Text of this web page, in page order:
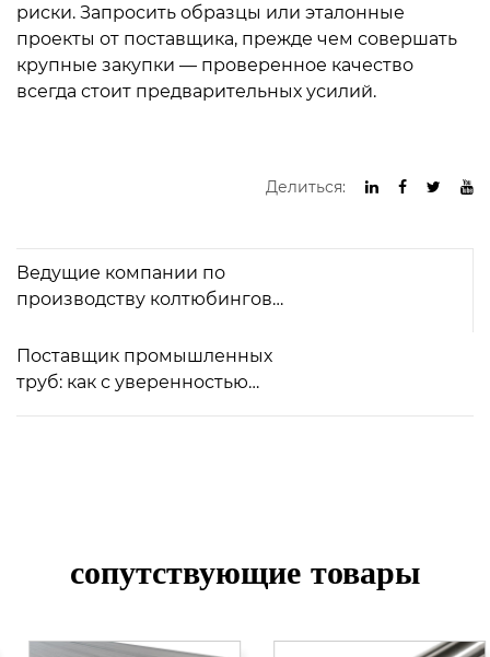
риски. Запросить образцы или эталонные
проекты от поставщика, прежде чем совершать
крупные закупки — проверенное качество
всегда стоит предварительных усилий.
Делиться:
Ведущие компании по
производству колтюбинговых
выбрать поставщика
Поставщик промышленных
труб: как с уверенностью
сопутствующие товары